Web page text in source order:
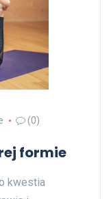
(0)
formie
kwestia